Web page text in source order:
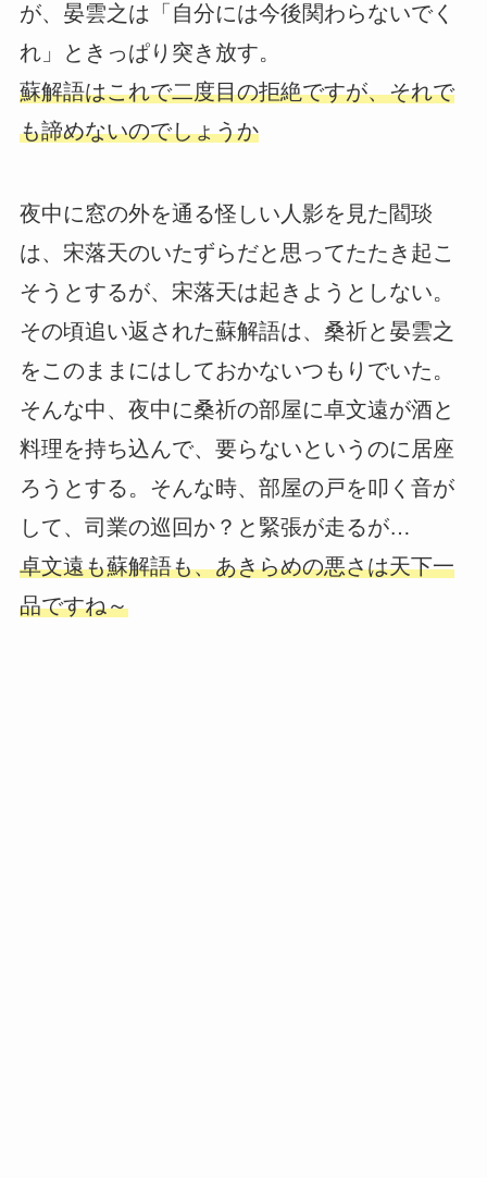
が、晏雲之は「自分には今後関わらないでく
れ」ときっぱり突き放す。
蘇解語はこれで二度目の拒絶ですが、それで
も諦めないのでしょうか
夜中に窓の外を通る怪しい人影を見た閻琰
は、宋落天のいたずらだと思ってたたき起こ
そうとするが、宋落天は起きようとしない。
その頃追い返された蘇解語は、桑祈と晏雲之
をこのままにはしておかないつもりでいた。
そんな中、夜中に桑祈の部屋に卓文遠が酒と
料理を持ち込んで、要らないというのに居座
ろうとする。そんな時、部屋の戸を叩く音が
して、司業の巡回か？と緊張が走るが…
卓文遠も蘇解語も、あきらめの悪さは天下一
品ですね～